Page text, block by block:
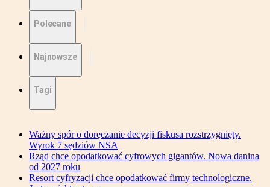
Polecane
Najnowsze
Tagi
Ważny spór o doręczanie decyzji fiskusa rozstrzygnięty.
Wyrok 7 sędziów NSA
Rząd chce opodatkować cyfrowych gigantów. Nowa danina
od 2027 roku
Resort cyfryzacji chce opodatkować firmy technologiczne.